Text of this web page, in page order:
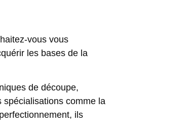
vous vous
les bases de la
de découpe,
spécialisations comme la
ils